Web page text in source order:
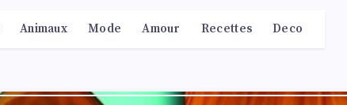
Animaux Mode Amour Recettes Deco